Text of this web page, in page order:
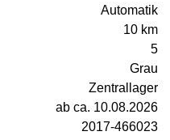
Automatik
10 km
5
Grau
Zentrallager
ab ca. 10.08.2026
2017-466023